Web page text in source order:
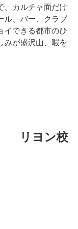
、カルチャ面だけ
ル、バー、クラブ
イできる都市のひ
みが盛沢山、暇を
リヨン校